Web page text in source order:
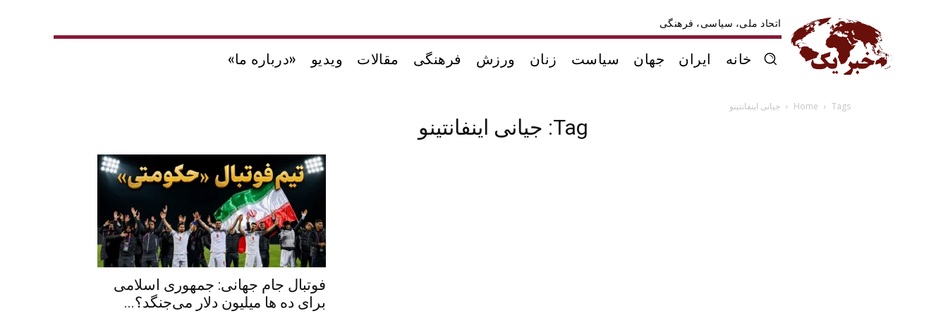
اتحاد ملی، سیاسی، فرهنگی
خانه ایران جهان سیاست زنان ورزش فرهنگی مقالات ویدیو «درباره ما»
Home Tags جیانی اینفانتینو
Tag: جیانی اینفانتینو
فوتبال جام جهانی: جمهوری اسلامی
برای ده ها میلیون دلار می‌جنگد؟...